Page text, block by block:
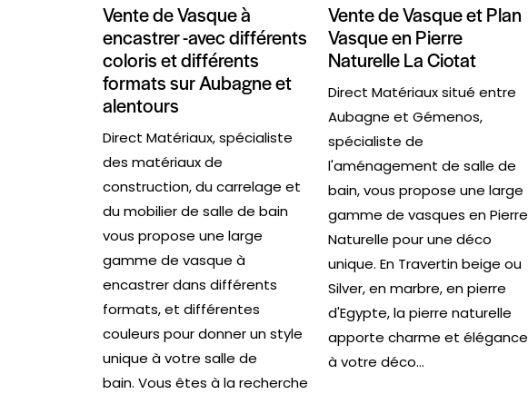
Vente de Vasque à
encastrer -avec différents
coloris et différents
formats sur Aubagne et
alentours
Direct Matériaux, spécialiste
des matériaux de
construction, du carrelage et
du mobilier de salle de bain
vous propose une large
gamme de vasque à
encastrer dans différents
formats, et différentes
couleurs pour donner un style
unique à votre salle de
bain. Vous êtes à la recherche
Vente de Vasque et Plan
Vasque en Pierre
Naturelle La Ciotat
Direct Matériaux situé entre
Aubagne et Gémenos,
spécialiste de
l'aménagement de salle de
bain, vous propose une large
gamme de vasques en Pierre
Naturelle pour une déco
unique. En Travertin beige ou
Silver, en marbre, en pierre
d'Egypte, la pierre naturelle
apporte charme et élégance
à votre déco...